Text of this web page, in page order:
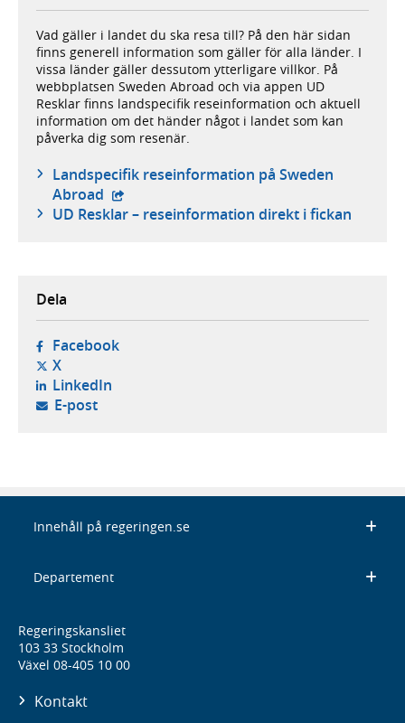
Vad gäller i landet du ska resa till? På den här sidan
finns generell information som gäller för alla länder. I
vissa länder gäller dessutom ytterligare villkor. På
webbplatsen Sweden Abroad och via appen UD
Resklar finns landspecifik reseinformation och aktuell
information om det händer något i landet som kan
påverka dig som resenär.
Landspecifik reseinformation på Sweden
Abroad - extern webbplats,
UD Resklar – reseinformation direkt i fickan
Dela
Facebook- öppnas i ny flik, extern webbplats,
X- öppnas i ny flik, extern webbplats,
LinkedIn- öppnas i ny flik, extern webbplats,
E-post- öppnar din e-postklient,
Innehåll på regeringen.se
Departement
Regeringskansliet
103 33 Stockholm
Växel 08-405 10 00
Kontakt